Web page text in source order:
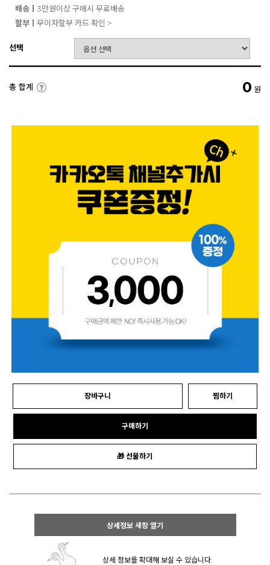
배송ㅣ 3만원이상 구매시 무료배송
할부ㅣ 무이자할부 카드 확인 >
선택
총 합계 0 원
장바구니 찜하기
구매하기
🎁 선물하기
상세정보 새창 열기
상세 정보를 확대해 보실 수 있습니다.